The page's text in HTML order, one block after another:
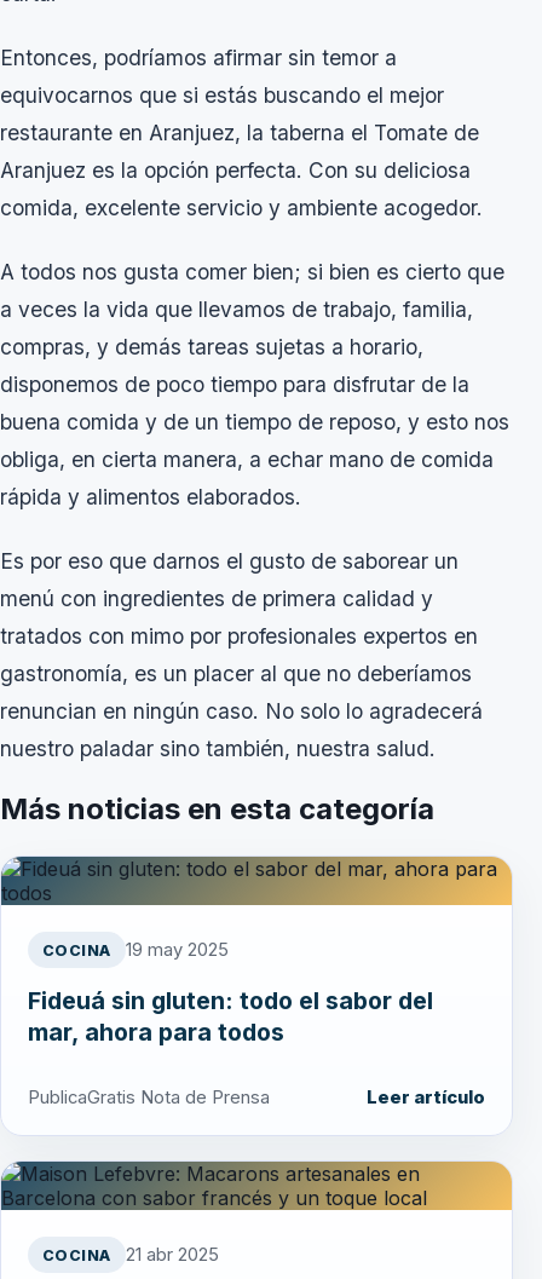
Entonces, podríamos afirmar sin temor a
equivocarnos que si estás buscando el mejor
restaurante en Aranjuez, la taberna el Tomate de
Aranjuez es la opción perfecta. Con su deliciosa
comida, excelente servicio y ambiente acogedor.
A todos nos gusta comer bien; si bien es cierto que
a veces la vida que llevamos de trabajo, familia,
compras, y demás tareas sujetas a horario,
disponemos de poco tiempo para disfrutar de la
buena comida y de un tiempo de reposo, y esto nos
obliga, en cierta manera, a echar mano de comida
rápida y alimentos elaborados.
Es por eso que darnos el gusto de saborear un
menú con ingredientes de primera calidad y
tratados con mimo por profesionales expertos en
gastronomía, es un placer al que no deberíamos
renuncian en ningún caso. No solo lo agradecerá
nuestro paladar sino también, nuestra salud.
Más noticias en esta categoría
COCINA 19 may 2025
Fideuá sin gluten: todo el sabor del
mar, ahora para todos
PublicaGratis Nota de Prensa Leer artículo
COCINA 21 abr 2025